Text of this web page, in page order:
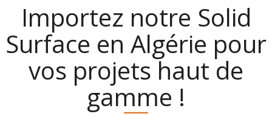
Importez notre Solid
Surface en Algérie pour
vos projets haut de
gamme !